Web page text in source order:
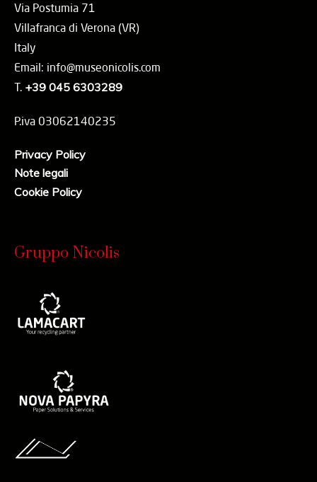
Via Postumia 71
Villafranca di Verona (VR)
Italy
Email: info@museonicolis.com
T. +39 045 6303289
P.iva 03062140235
Privacy Policy
Note legali
Cookie Policy
Gruppo Nicolis